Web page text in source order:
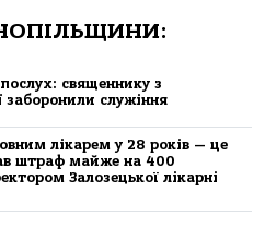
священнику з
заборонили служіння
лікарем у 28 років — це
штраф майже на 400
Залозецької лікарні